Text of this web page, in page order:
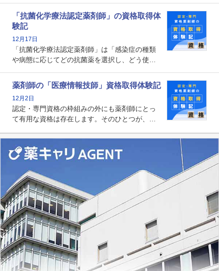
関する資格として、2009年に発足しました。薬
剤師の専門性を活かして高度化するがん医療に
貢献する姿は、今も病院薬剤師にとって一目置
かれる存在です。
「抗菌化学療法認定薬剤師」の資格取得体
験記
12月17日
「抗菌化学療法認定薬剤師」は「感染症の種類
や病態に応じてどの抗菌薬を選択し、どう使っ
る薬剤師です。現在、感染防止対策加算の施設
基準に専任の薬剤師配置が挙げられており、今
後は感染症領域で薬剤師に、より多くの役割が
求められる可能性もあります。
薬剤師の「医療情報技師」資格取得体験記
12月2日
認定・専門資格の枠組みの外にも薬剤師にとっ
て有用な資格は存在します。そのひとつが、
査データ、投薬歴など非常に多岐にわたる医療
データを利活用し、またシステム管理できるこ
とは、病院薬剤師を中心に大きな武器になりま
す。